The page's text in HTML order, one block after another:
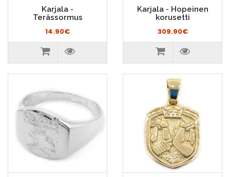
Karjala -
Terässormus
14.90€
Karjala - Hopeinen
korusetti
309.90€